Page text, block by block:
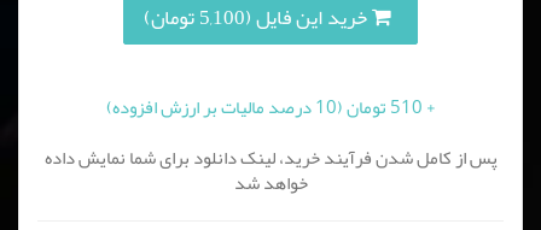
خرید این فایل (5,100 تومان)
+ 510 تومان (10 درصد مالیات بر ارزش افزوده)
پس از کامل شدن فرآیند خرید، لینک دانلود برای شما نمایش داده
خواهد شد